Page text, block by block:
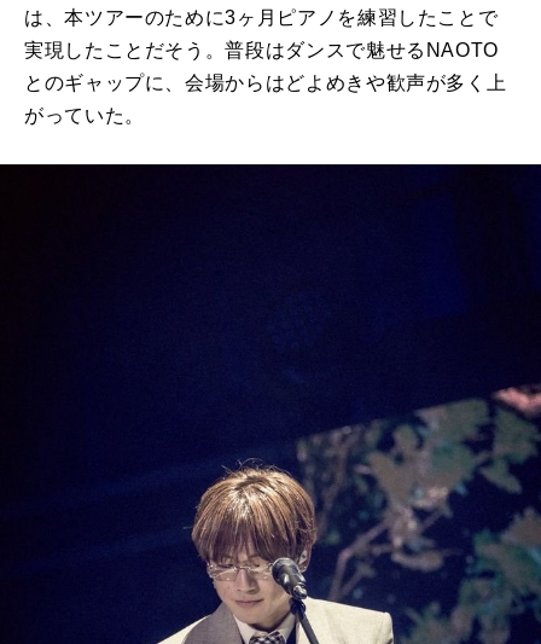
は、本ツアーのために3ヶ月ピアノを練習したことで
実現したことだそう。普段はダンスで魅せるNAOTO
とのギャップに、会場からはどよめきや歓声が多く上
がっていた。